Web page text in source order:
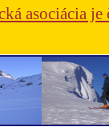
asociácia